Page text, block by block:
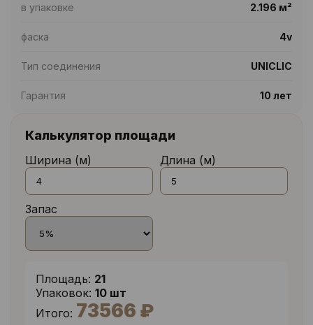
в упаковке 2.196 м²
фаска 4v
Тип соединения UNICLIC
Гарантия 10 лет
Калькулятор площади
Ширина (м) Длина (м)
Запас
Площадь: 21
Упаковок: 10 шт
Итого: 73566 ₽